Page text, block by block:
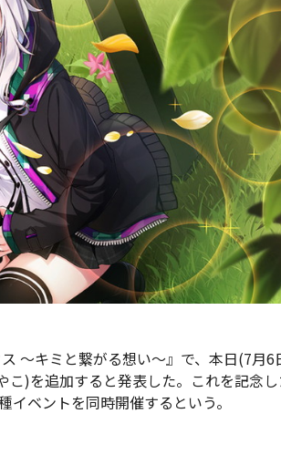
～キミと繋がる想い～』で、本日(7月6
こ)を追加すると発表した。これを記念し
ベントを同時開催するという。